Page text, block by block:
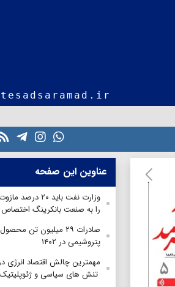
عناوین این صفحه
وزارت نفت باید ۲۰
را به صنعت بانکرینگ
صادرات ۲۹ میلیون تن محصول
پتروشیمی در ۱۴۰۲
مهمترین چالش اقتصاد انرژی
تنش های سیاسی و